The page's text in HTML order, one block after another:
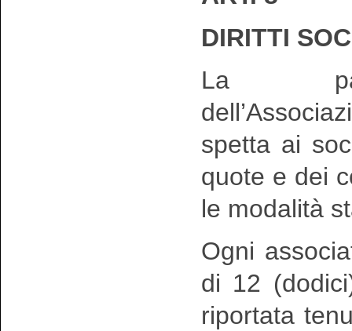
DIRITTI
La
spetta ai
quote e dei
le modalità
Ogni
di 12
riportata